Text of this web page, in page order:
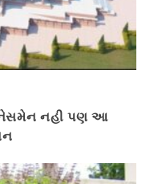
નહી પણ આ